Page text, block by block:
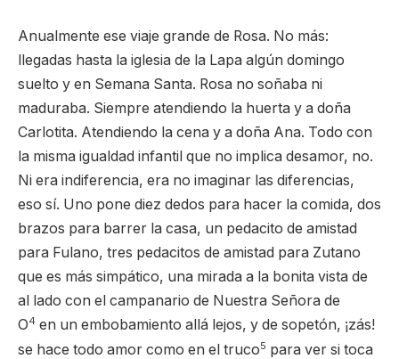
Anualmente ese viaje grande de Rosa. No más:
llegadas hasta la iglesia de la Lapa algún domingo
suelto y en Semana Santa. Rosa no soñaba ni
maduraba. Siempre atendiendo la huerta y a doña
Carlotita. Atendiendo la cena y a doña Ana. Todo con
la misma igualdad infantil que no implica desamor, no.
Ni era indiferencia, era no imaginar las diferencias,
eso sí. Uno pone diez dedos para hacer la comida, dos
brazos para barrer la casa, un pedacito de amistad
para Fulano, tres pedacitos de amistad para Zutano
que es más simpático, una mirada a la bonita vista de
al lado con el campanario de Nuestra Señora de
O4 en un embobamiento allá lejos, y de sopetón, ¡zás!
se hace todo amor como en el truco5 para ver si toca